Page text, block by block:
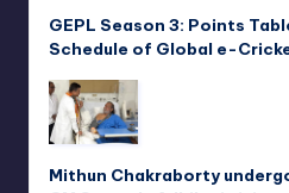
GEPL Season 3: Points
Schedule of Global e-
Mithun Chakraborty